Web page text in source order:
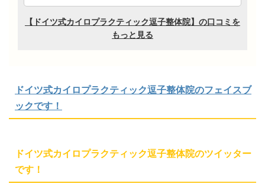
ドイツ式カイロプラクティック逗子整体院のフェイスブ
ックです！
ドイツ式カイロプラクティック逗子整体院のツイッター
です！